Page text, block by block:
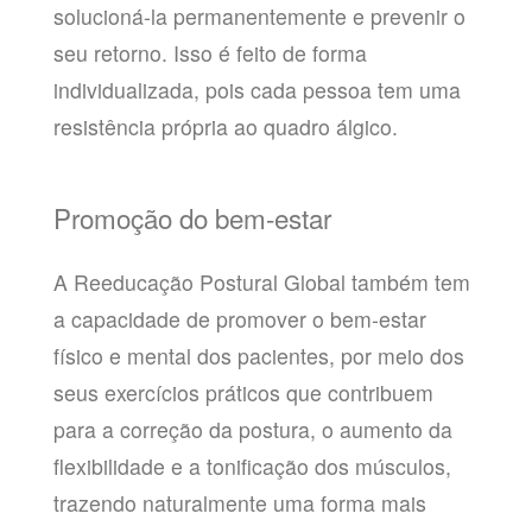
solucioná-la permanentemente e prevenir o
seu retorno. Isso é feito de forma
individualizada, pois cada pessoa tem uma
resistência própria ao quadro álgico.
Promoção do bem-estar
A Reeducação Postural Global também tem
a capacidade de promover o bem-estar
físico e mental dos pacientes, por meio dos
seus exercícios práticos que contribuem
para a correção da postura, o aumento da
flexibilidade e a tonificação dos músculos,
trazendo naturalmente uma forma mais